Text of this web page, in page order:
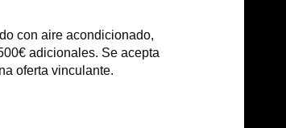
con aire acondicionado,
adicionales. Se acepta
oferta vinculante.